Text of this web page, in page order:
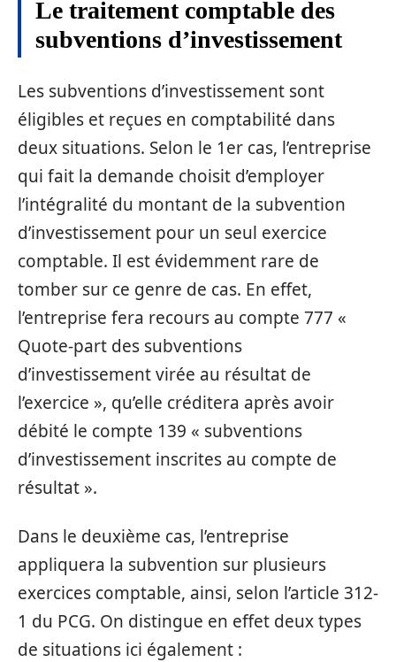
Le traitement comptable des
subventions d’investissement
Les subventions d’investissement sont
éligibles et reçues en comptabilité dans
deux situations. Selon le 1er cas, l’entreprise
qui fait la demande choisit d’employer
l’intégralité du montant de la subvention
d’investissement pour un seul exercice
comptable. Il est évidemment rare de
tomber sur ce genre de cas. En effet,
l’entreprise fera recours au compte 777 «
Quote-part des subventions
d’investissement virée au résultat de
l’exercice », qu’elle créditera après avoir
débité le compte 139 « subventions
d’investissement inscrites au compte de
résultat ».
Dans le deuxième cas, l’entreprise
appliquera la subvention sur plusieurs
exercices comptable, ainsi, selon l’article 312-
1 du PCG. On distingue en effet deux types
de situations ici également :